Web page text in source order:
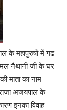
के महापुरुषों में गढ
नैथानी जी के घर
माता का नाम
अजयपाल के
इनका विवाह